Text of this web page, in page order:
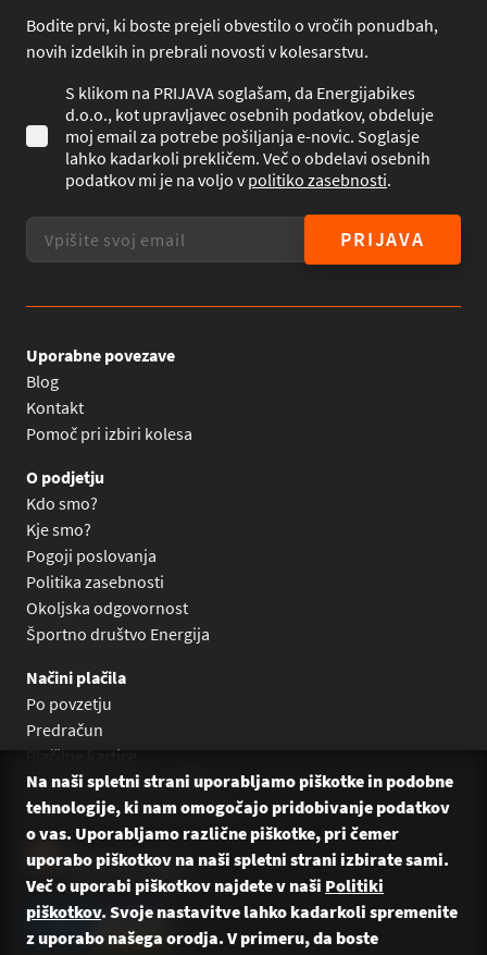
Bodite prvi, ki boste prejeli obvestilo o vročih ponudbah,
novih izdelkih in prebrali novosti v kolesarstvu.
S klikom na PRIJAVA soglašam, da Energijabikes
d.o.o., kot upravljavec osebnih podatkov, obdeluje
moj email za potrebe pošiljanja e-novic. Soglasje
lahko kadarkoli prekličem. Več o obdelavi osebnih
podatkov mi je na voljo vpolitiko zasebnosti.
PRIJAVA
Uporabne povezave
Blog
Kontakt
Pomoč pri izbiri kolesa
O podjetju
Kdo smo?
Kje smo?
Pogoji poslovanja
Politika zasebnosti
Okoljska odgovornost
Športno društvo Energija
Načini plačila
Po povzetju
Predračun
Plačilne kartice
Plačilo na obroke Leanpay
Plačilo na obroke s karticami
Na naši spletni strani uporabljamo piškotke in podobne
tehnologije, ki nam omogočajo pridobivanje podatkov
o vas. Uporabljamo različne piškotke, pri čemer
uporabo piškotkov na naši spletni strani izbirate sami.
Več o uporabi piškotkov najdete v naši Politiki
piškotkov. Svoje nastavitve lahko kadarkoli spremenite
z uporabo našega orodja. V primeru, da boste